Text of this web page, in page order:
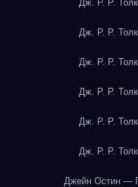
Дж. Р. Р.
Дж. Р. Р.
Дж. Р. Р.
Дж. Р. Р.
Дж. Р. Р.
Дж. Р. Р.
Джейн Остин —